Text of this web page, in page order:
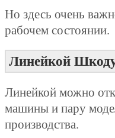
Но здесь очень
рабочем состоянии.
Линейкой
Линейкой можно
машины и пару
производства.